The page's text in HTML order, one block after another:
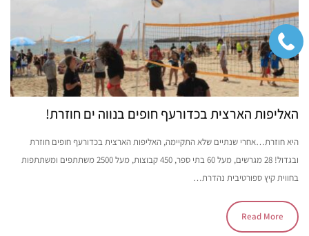
האליפות הארצית בכדורעף חופים בנווה ים חוזרת!
היא חוזרת…אחרי שנתיים שלא התקיימה, האליפות הארצית בכדורעף חופים חוזרת
ובגדול! 28 מגרשים, מעל 60 בתי ספר, 450 קבוצות, מעל 2500 משתתפים ומשתתפות
בחווית קיץ ספורטיבית נהדרת…
Read More